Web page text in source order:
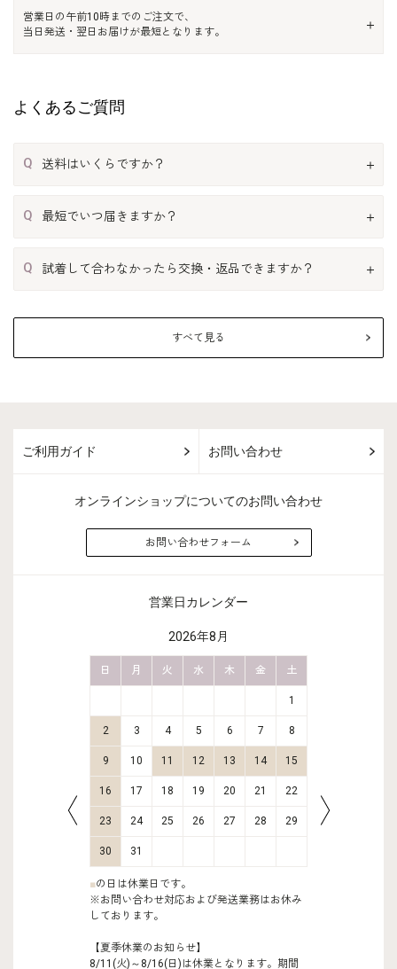
営業日の午前10時までのご注文で、
当日発送・翌日お届けが最短となります。
よくあるご質問
Q 送料はいくらですか？
Q 最短でいつ届きますか？
Q 試着して合わなかったら交換・返品できますか？
すべて見る
ご利用ガイド お問い合わせ
オンラインショップについてのお問い合わせ
お問い合わせフォーム
営業日カレンダー
2026年8月
日 月 火 水 木 金 土
1
2 3 4 5 6 7 8
9 10 11 12 13 14 15
16 17 18 19 20 21 22
23 24 25 26 27 28 29
30 31
■の日は休業日です。
※お問い合わせ対応および発送業務はお休み
しております。
【夏季休業のお知らせ】
8/11(火)～8/16(日)は休業となります。期間